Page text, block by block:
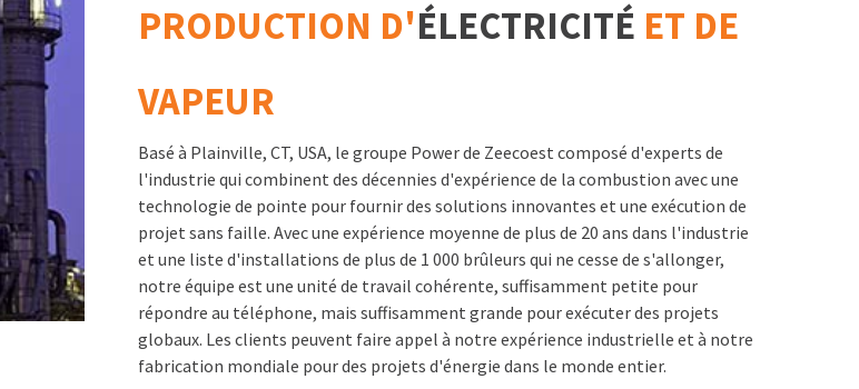
PRODUCTION D'ÉLECTRICITÉ ET DE
VAPEUR
Basé à Plainville, CT, USA, le groupe Power de Zeecoest composé d'experts de
l'industrie qui combinent des décennies d'expérience de la combustion avec une
technologie de pointe pour fournir des solutions innovantes et une exécution de
projet sans faille. Avec une expérience moyenne de plus de 20 ans dans l'industrie
et une liste d'installations de plus de 1 000 brûleurs qui ne cesse de s'allonger,
notre équipe est une unité de travail cohérente, suffisamment petite pour
répondre au téléphone, mais suffisamment grande pour exécuter des projets
globaux. Les clients peuvent faire appel à notre expérience industrielle et à notre
fabrication mondiale pour des projets d'énergie dans le monde entier.